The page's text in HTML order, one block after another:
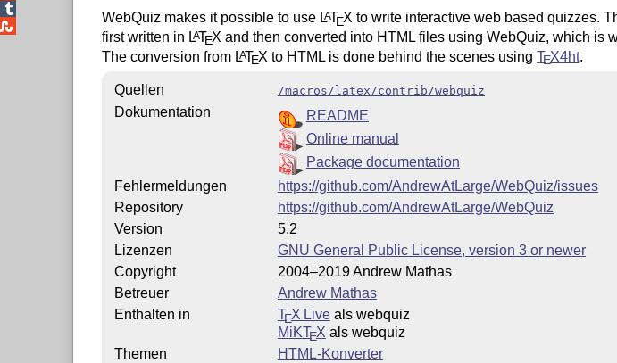
WebQuiz makes it possible to use LATEX to write interactive web based quizzes.
first written in LATEX and then converted into HTML files using WebQuiz, which is
The conversion from LATEX to HTML is done behind the scenes using TEX4ht.
Quellen /macros/latex/contrib/webquiz
Dokumentation
README
Online manual
Package documentation
Fehlermeldungen
https://github.com/AndrewAtLarge/WebQuiz/issues
Repository
https://github.com/AndrewAtLarge/WebQuiz
Version
5.2
Lizenzen
GNU General Public License, version 3 or newer
Copyright
2004–2019 Andrew Mathas
Betreuer
Andrew Mathas
Enthalten in
TEX Liveals webquiz
MiKTEX als webquiz
Themen
HTML-Konverter
